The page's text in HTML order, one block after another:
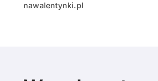
nawalentynki.pl